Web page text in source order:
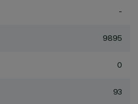
-
9895
0
93